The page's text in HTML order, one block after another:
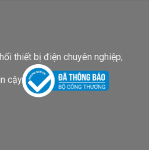
thiết bị điện chuyên nghiệp,
cậy